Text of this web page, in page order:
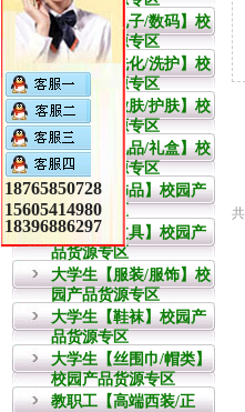
大学生【电子/数码】校
园产品货源专区
大学生【洗化/洗护】校
园产品货源专区
大学生【嫩肤/护肤】校
园产品货源专区
教职工【礼品/礼盒】校
园产品货源专区
大学生【饰品】校园产
品货源专区
大学生【文具】校园产
品货源专区
大学生【服装/服饰】校
园产品货源专区
大学生【鞋袜】校园产
品货源专区
大学生【丝围巾/帽类】
校园产品货源专区
教职工【高端西装/正
18765850728
15605414980
18396886297